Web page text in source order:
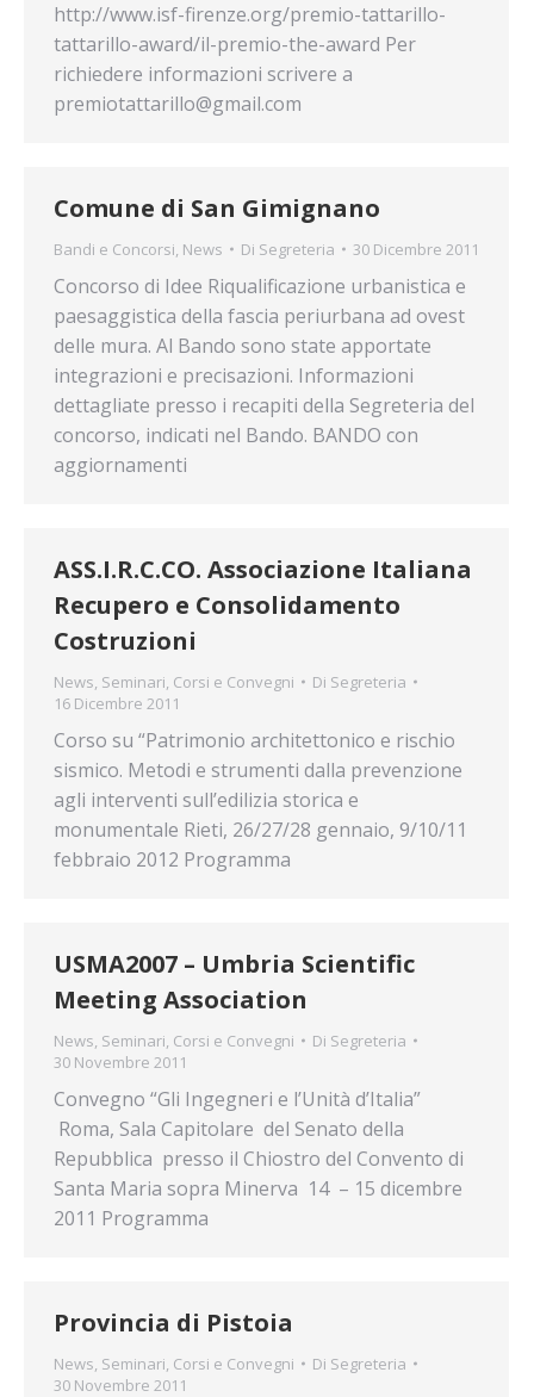
http://www.isf-firenze.org/premio-tattarillo-
tattarillo-award/il-premio-the-award Per
richiedere informazioni scrivere a
premiotattarillo@gmail.com
Comune di San Gimignano
Bandi e Concorsi, News Di Segreteria 30 Dicembre 2011
Concorso di Idee Riqualificazione urbanistica e
paesaggistica della fascia periurbana ad ovest
delle mura. Al Bando sono state apportate
integrazioni e precisazioni. Informazioni
dettagliate presso i recapiti della Segreteria del
concorso, indicati nel Bando. BANDO con
aggiornamenti
ASS.I.R.C.CO. Associazione Italiana
Recupero e Consolidamento
Costruzioni
News, Seminari, Corsi e Convegni Di Segreteria
16 Dicembre 2011
Corso su “Patrimonio architettonico e rischio
sismico. Metodi e strumenti dalla prevenzione
agli interventi sull’edilizia storica e
monumentale Rieti, 26/27/28 gennaio, 9/10/11
febbraio 2012 Programma
USMA2007 – Umbria Scientific
Meeting Association
News, Seminari, Corsi e Convegni Di Segreteria
30 Novembre 2011
Convegno “Gli Ingegneri e l’Unità d’Italia”
Roma, Sala Capitolare del Senato della
Repubblica presso il Chiostro del Convento di
Santa Maria sopra Minerva 14 – 15 dicembre
2011 Programma
Provincia di Pistoia
News, Seminari, Corsi e Convegni Di Segreteria
30 Novembre 2011